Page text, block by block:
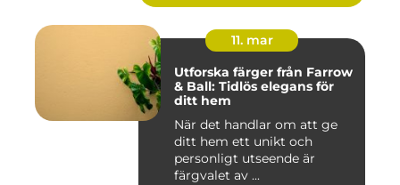
11. mar
Utforska färger från Farrow
& Ball: Tidlös elegans för
ditt hem
När det handlar om att ge
ditt hem ett unikt och
personligt utseende är
färgvalet av ...